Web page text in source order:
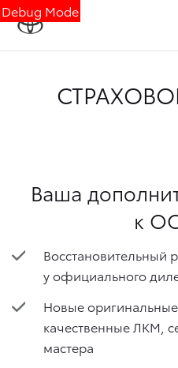
Debug Mode
Ваша
к
Восстановительный
у официального
Новые оригинальные
качественные ЛКМ,
мастера